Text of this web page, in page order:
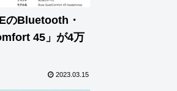
のBluetooth・
45」が4万
2023.03.15